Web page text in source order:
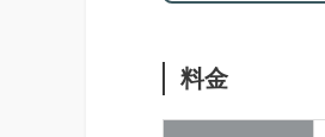
料金